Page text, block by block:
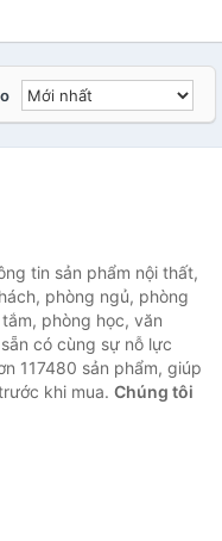
tin sản phẩm nội thất,
phòng ngủ, phòng
phòng học, văn
có cùng sự nỗ lực
117480 sản phẩm, giúp
khi mua. Chúng tôi